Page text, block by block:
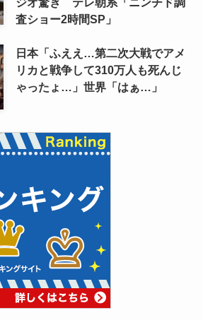
査ショー2時間SP」
日本「ふええ…第二次大戦でアメ
リカと戦争して310万人も死んじ
ゃったょ…」世界「はぁ…」